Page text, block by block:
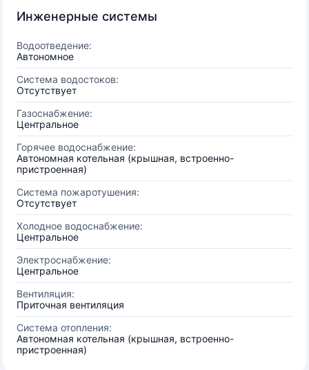
Инженерные системы
Водоотведение:
Автономное
Система водостоков:
Отсутствует
Газоснабжение:
Центральное
Горячее водоснабжение:
Автономная котельная (крышная, встроенно-
пристроенная)
Система пожаротушения:
Отсутствует
Холодное водоснабжение:
Центральное
Электроснабжение:
Центральное
Вентиляция:
Приточная вентиляция
Система отопления:
Автономная котельная (крышная, встроенно-
пристроенная)